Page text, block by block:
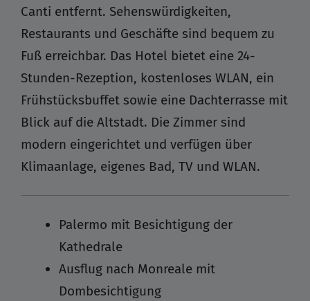
Canti entfernt. Sehenswürdigkeiten,
Restaurants und Geschäfte sind bequem zu
Fuß erreichbar. Das Hotel bietet eine 24-
Stunden-Rezeption, kostenloses WLAN, ein
Frühstücksbuffet sowie eine Dachterrasse mit
Blick auf die Altstadt. Die Zimmer sind
modern eingerichtet und verfügen über
Klimaanlage, eigenes Bad, TV und WLAN.
Palermo mit Besichtigung der
Kathedrale
Ausflug nach Monreale mit
Dombesichtigung